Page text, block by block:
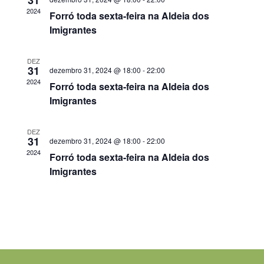
de
2024
Forró toda sexta-feira na Aldeia dos
Imigrantes
DEZ
31
2024
dezembro 31, 2024 @ 18:00 -22:00
Forró toda sexta-feira na Aldeia dos
Imigrantes
DEZ
31
2024
dezembro 31, 2024 @ 18:00 -22:00
Forró toda sexta-feira na Aldeia dos
Imigrantes